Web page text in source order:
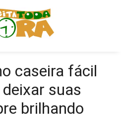
caseira fácil
suas
brilhando